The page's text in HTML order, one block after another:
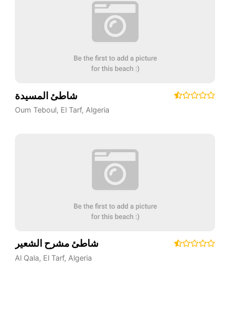
شاطئ المسيدة
Oum Teboul, El Tarf, Algeria
شاطئ مشرح الشعير
Al Qala, El Tarf, Algeria